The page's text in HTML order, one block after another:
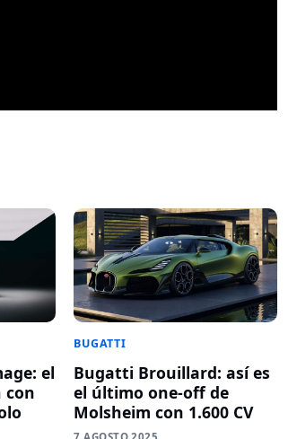
el
con
BUGATTI
Bugatti Brouillard: así es
el último one-off de
Molsheim con 1.600 CV